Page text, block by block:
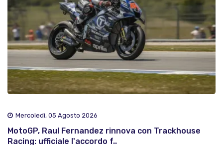
Mercoledì, 05 Agosto 2026
MotoGP, Raul Fernandez rinnova con Trackhouse
Racing: ufficiale l'accordo f..